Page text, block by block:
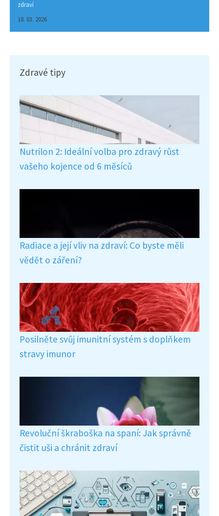
zdraví
18. 03. 2026
Zdravé tipy
Nutrilon 2: Ideální volba pro zdravý růst
vašeho kojence od 6 měsíců
Radiace a její vliv na zdraví: Co byste měli
vědět o záření?
Posilněte svůj imunitní systém s doplňkem
stravy imunor
Revoluční škraboška na spaní: Jak správně
čistit uši a chránit zdraví